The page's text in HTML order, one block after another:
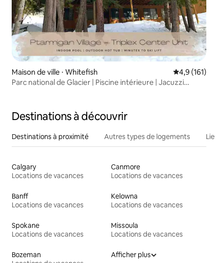
Maison de ville ⋅ Whitefish Évaluation
4,9 (161)
Parc national de Glacier | Piscine intérieure | Jacuzzi
Destinations à découvrir
Destinations à proximité Autres types de logements
Calgary
Locations de vacances
Canmore
Locations de vacances
Banff
Locations de vacances
Kelowna
Locations de vacances
Spokane
Locations de vacances
Missoula
Locations de vacances
Bozeman
Afficher plus